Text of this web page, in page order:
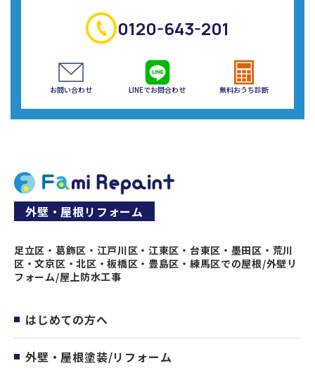
0120-643-201
お問い合わせ LINEでお問合わせ 無料おうち診断
外壁・屋根リフォーム
足立区・葛飾区・江戸川区・江東区・台東区・墨田区・荒川
区・文京区・北区・板橋区・豊島区・練馬区での屋根/外壁リ
フォーム/屋上防水工事
はじめての方へ
外壁・屋根塗装/リフォーム